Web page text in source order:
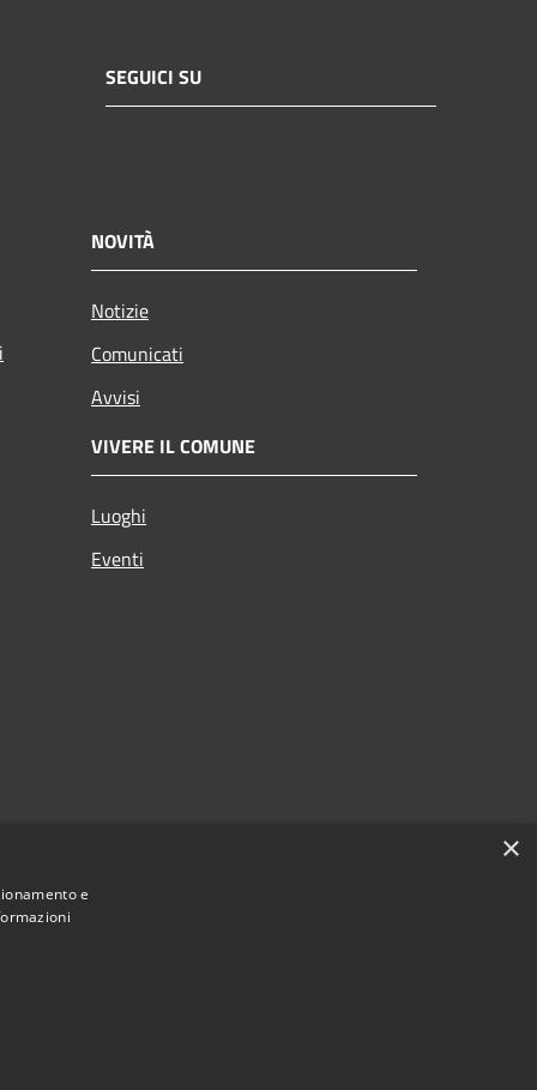
SEGUICI SU
NOVITÀ
Notizie
Comunicati
Avvisi
VIVERE IL COMUNE
Luoghi
Eventi
×
e